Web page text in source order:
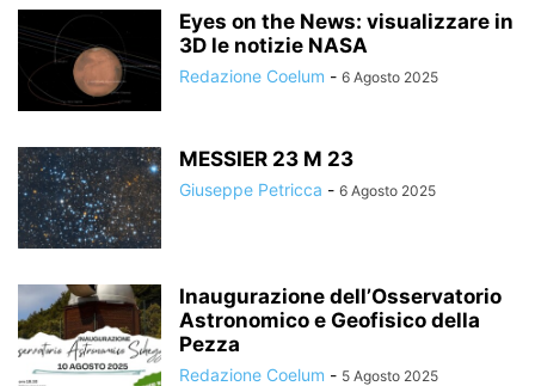
Eyes on the News: visualizzare in
3D le notizie NASA
Redazione Coelum - 6 Agosto 2025
MESSIER 23 M 23
Giuseppe Petricca - 6 Agosto 2025
Inaugurazione dell’Osservatorio
Astronomico e Geofisico della
Pezza
Redazione Coelum - 5 Agosto 2025